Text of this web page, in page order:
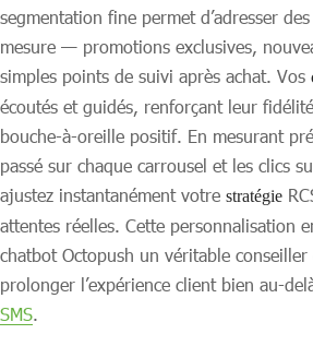
segmentation fine permet d’adresser
mesure — promotions exclusives,
simples points de suivi après achat. Vos
écoutés et guidés, renforçant leur
bouche-à-oreille positif. En mesurant
passé sur chaque carrousel et les clics
ajustez instantanément votre stratégie
attentes réelles. Cette personnalisation
chatbot Octopush un véritable
prolonger l’expérience client bien au-
SMS.